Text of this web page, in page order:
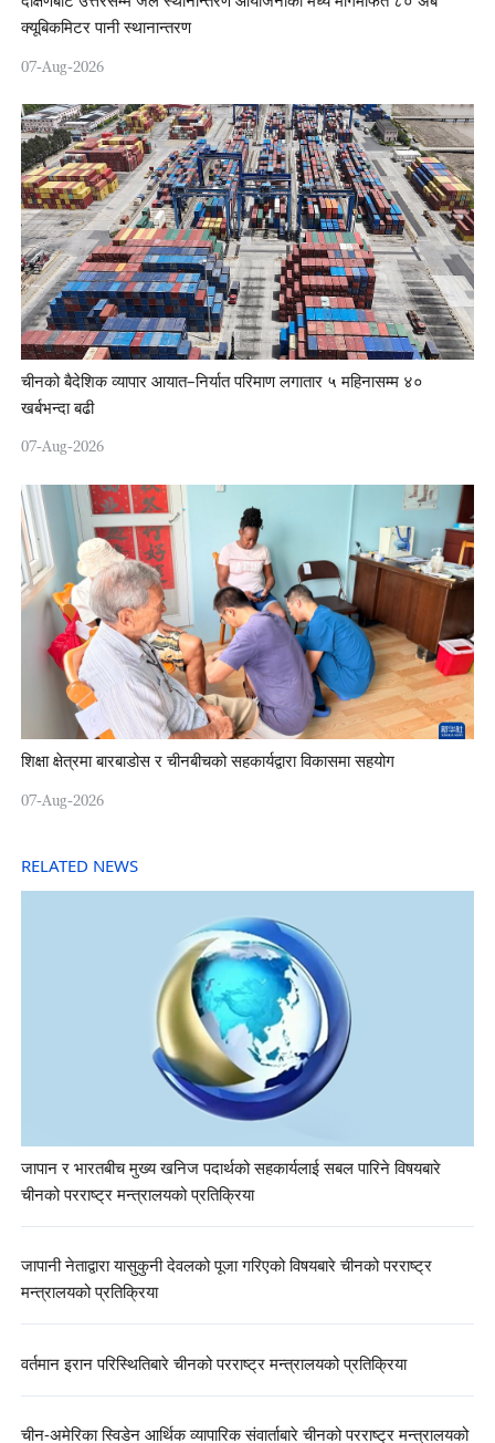
क्यूबिकमिटर पानी स्थानान्तरण
07-Aug-2026
चीनको बैदेशिक व्यापार आयात–निर्यात परिमाण लगातार ५ महिनासम्म ४०
खर्बभन्दा बढी
07-Aug-2026
शिक्षा क्षेत्रमा बारबाडोस र चीनबीचको सहकार्यद्वारा विकासमा सहयोग
07-Aug-2026
RELATED NEWS
जापान र भारतबीच मुख्य खनिज पदार्थको सहकार्यलाई सबल पारिने विषयबारे
चीनको परराष्ट्र मन्त्रालयको प्रतिक्रिया
जापानी नेताद्वारा यासुकुनी देवलको पूजा गरिएको विषयबारे चीनको परराष्ट्र
मन्त्रालयको प्रतिक्रिया
वर्तमान इरान परिस्थितिबारे चीनको परराष्ट्र मन्त्रालयको प्रतिक्रिया
चीन-अमेरिका स्विडेन आर्थिक व्यापारिक संवार्ताबारे चीनको परराष्ट्र मन्त्रालयको